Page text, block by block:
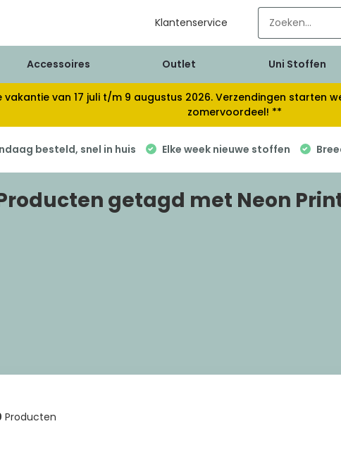
Klantenservice
Accessoires Outlet Uni Stoffen
vakantie van 17 juli t/m 9 augustus 2026. Verzendingen starten
zomervoordeel! **
besteld, snel in huis Elke week nieuwe stoffen
getagd met Neon
Producten